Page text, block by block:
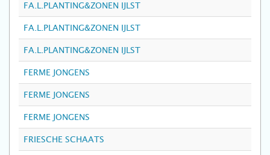
FA.L.PLANTING&ZONEN IJLST
FA.L.PLANTING&ZONEN IJLST
FA.L.PLANTING&ZONEN IJLST
FERME JONGENS
FERME JONGENS
FERME JONGENS
FRIESCHE SCHAATS